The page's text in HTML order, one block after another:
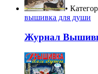
•
вышивка для души
Журнал